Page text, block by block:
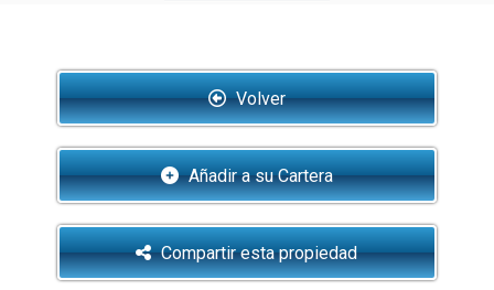
Volver
Añadir a su Cartera
Compartir esta propiedad